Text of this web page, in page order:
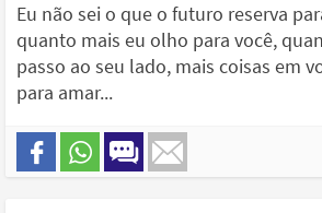
Eu não sei o que o futuro reserva
quanto mais eu olho para você,
passo ao seu lado, mais coisas em
para amar...